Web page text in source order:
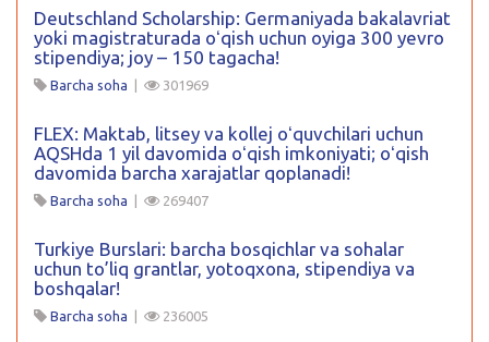
Deutschland Scholarship: Germaniyada bakalavriat
yoki magistraturada oʻqish uchun oyiga 300 yevro
stipendiya; joy – 150 tagacha!
Barcha soha | 301969
FLEX: Maktab, litsey va kollej oʻquvchilari uchun
AQSHda 1 yil davomida oʻqish imkoniyati; oʻqish
davomida barcha xarajatlar qoplanadi!
Barcha soha | 269407
Turkiye Burslari: barcha bosqichlar va sohalar
uchun to’liq grantlar, yotoqxona, stipendiya va
boshqalar!
Barcha soha | 236005